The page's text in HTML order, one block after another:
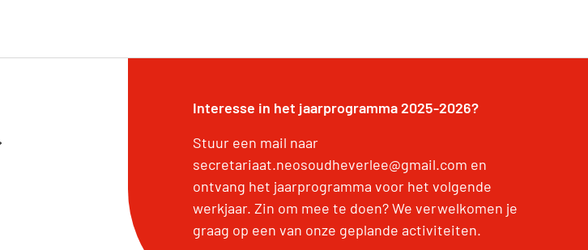
Interesse in het jaarprogramma 2025-2026?
Stuur een mail naar
secretariaat.neosoudheverlee@gmail.com en
ontvang het jaarprogramma voor het volgende
werkjaar. Zin om mee te doen? We verwelkomen je
graag op een van onze geplande activiteiten.